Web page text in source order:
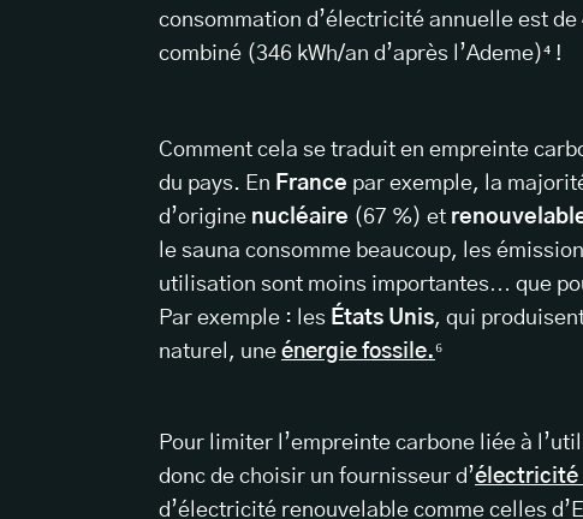
consommation d’électricité annuelle est de
combiné (346 kWh/an d’après l’Ademe)⁴ !
Comment cela se traduit en empreinte
du pays. En France par exemple, la
d’origine nucléaire (67 %) et
le sauna consomme beaucoup, les
utilisation sont moins importantes… que
Par exemple : les États Unis, qui
naturel, une énergie fossile.⁶
Pour limiter l’empreinte carbone liée à
donc de choisir un fournisseur d’électricité
d’électricité renouvelable comme celles